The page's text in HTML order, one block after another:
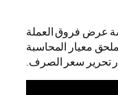
عرض فروق العملة
معيار المحاسبة